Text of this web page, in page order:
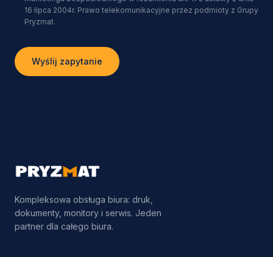
16 lipca 2004r. Prawo telekomunikacyjne przez podmioty z Grupy
Pryzmat.
Wyślij zapytanie
Kompleksowa obsługa biura: druk,
dokumenty, monitory i serwis. Jeden
partner dla całego biura.